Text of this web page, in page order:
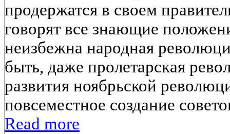
продержатся в своем
говорят все знающие
неизбежна народная
быть, даже пролетарская
развития ноябрьской
повсеместное создание
Read more